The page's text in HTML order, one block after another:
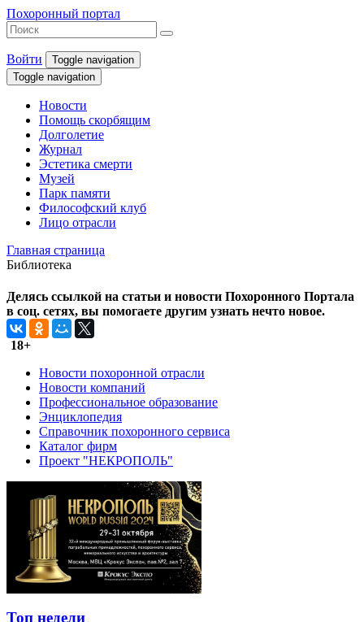
Похоронный портал
Войти
Toggle navigation
Toggle navigation
Новости
Помощь скорбящим
Долголетие
Журнал
Эстетика смерти
Музей
Парк памяти
Философский клуб
Лицо отрасли
Главная страница
Библиотека
Делясь ссылкой на статьи и новости Похоронного Портала
в соц. сетях, вы помогаете другим узнать нечто новое.
18+
Новости похоронной отрасли
Новости компаний
Профессиональное образование
Энциклопедия
Справочник похоронного сервиса
Каталог фирм
Проект "НЕКРОПОЛЬ"
Топ недели